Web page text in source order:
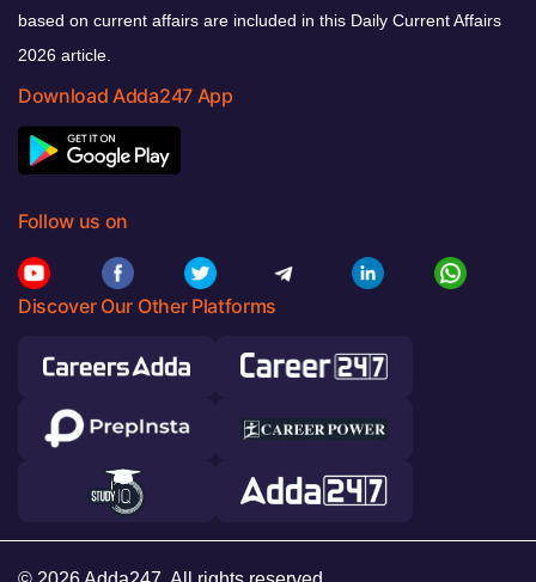
based on current affairs are included in this Daily Current Affairs
2026 article.
Download Adda247 App
Follow us on
Discover Our Other Platforms